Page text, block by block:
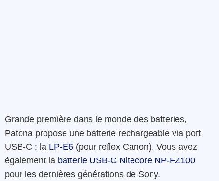
Grande première dans le monde des batteries,
Patona propose une batterie rechargeable via port
USB-C : la LP-E6 (pour reflex Canon). Vous avez
également la batterie USB-C Nitecore NP-FZ100
pour les dernières générations de Sony.